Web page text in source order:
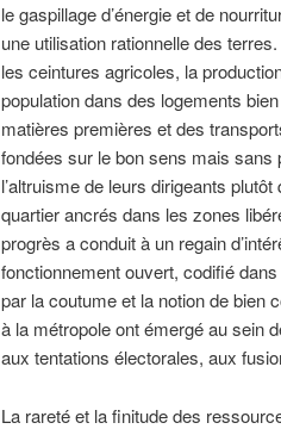
le gaspillage d’énergie et de
une utilisation rationnelle des
les ceintures agricoles, la
population dans des logements
matières premières et des
fondées sur le bon sens mais
l’altruisme de leurs dirigeants
quartier ancrés dans les zones
progrès a conduit à un regain
fonctionnement ouvert, codifié
par la coutume et la notion de bien
à la métropole ont émergé au sein
aux tentations électorales, aux
La rareté et la finitude des